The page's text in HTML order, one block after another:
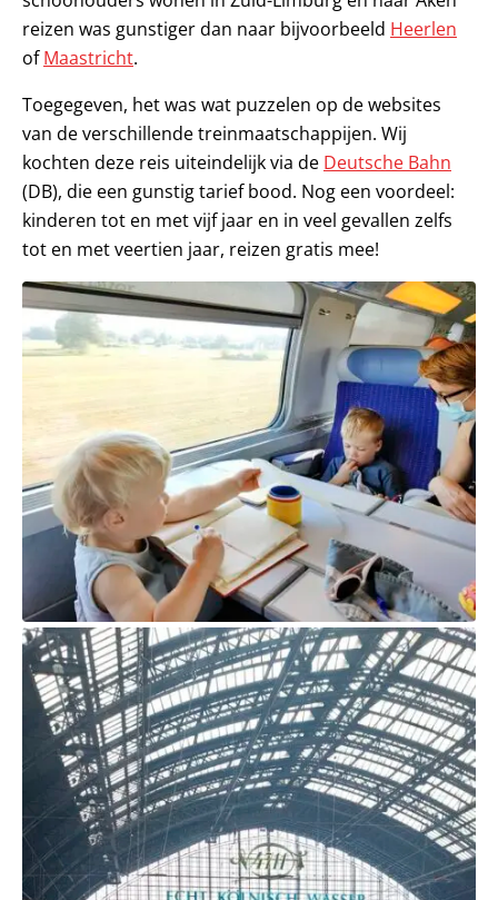
reizen was gunstiger dan naar bijvoorbeeld Heerlen
ofMaastricht.
Toegegeven, het was wat puzzelen op de websites
van de verschillende treinmaatschappijen. Wij
kochten deze reis uiteindelijk via de Deutsche Bahn
(DB), die een gunstig tarief bood. Nog een voordeel:
kinderen tot en met vijf jaar en in veel gevallen zelfs
tot en met veertien jaar, reizen gratis mee!